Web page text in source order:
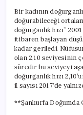
Bir kadının
doğurabileceği
doğurganlık hızı”
itibaren başlayan
kadar geriledi.
olan 2,10 seviyesinin
süredir bu seviyeyi
doğurganlık hızı
il sayısı 2017’de
**Şanlıurfa Doğumda